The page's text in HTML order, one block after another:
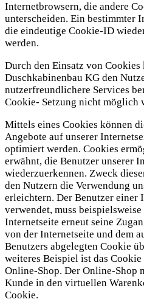
Internetbrowsern, die andere
unterscheiden. Ein bestimmter
die eindeutige Cookie-ID
werden.
Durch den Einsatz von Cookies
Duschkabinenbau KG den
nutzerfreundlichere Services
Cookie- Setzung nicht möglich
Mittels eines Cookies können
Angebote auf unserer
optimiert werden. Cookies
erwähnt, die Benutzer unserer
wiederzuerkennen. Zweck
den Nutzern die Verwendung
erleichtern. Der Benutzer einer
verwendet, muss
Internetseite erneut seine
von der Internetseite und dem
Benutzers abgelegten Cookie
weiteres Beispiel ist das
Online-Shop. Der Online-Shop
Kunde in den virtuellen
Cookie.